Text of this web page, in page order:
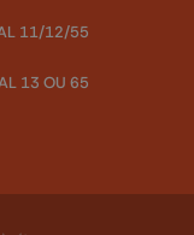
11/12/55
13 OU 65